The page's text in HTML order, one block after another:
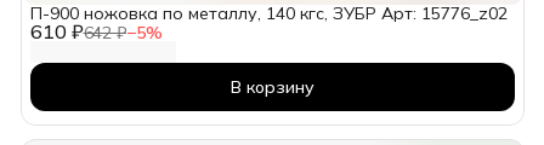
610 ₽642 ₽−5%
П-900 ножовка по металлу, 140 кгс, ЗУБР Арт: 15776_z02
В корзину